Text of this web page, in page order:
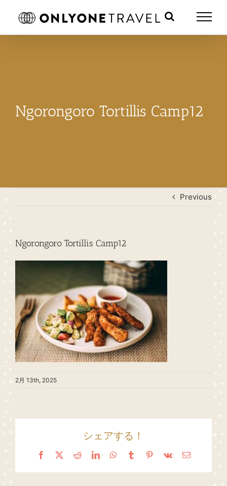
Ngorongoro Tortillis Camp12
Previous
Ngorongoro Tortillis Camp12
2月 13th, 2025
シェアする！
Facebook
X RedditLinkedInWhatsApp
TumblrPinterest
Vk Email